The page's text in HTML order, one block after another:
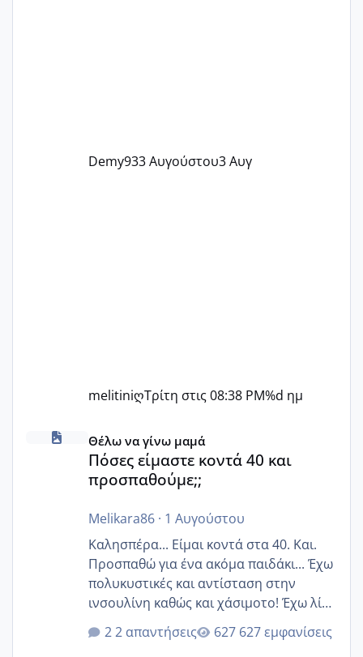
Demy933 Αυγούστου3 Αυγ
melitiniღΤρίτη στις 08:38 PM%d ημ
Πόσες είμαστε κοντά 40 και προσπαθούμε;;
Θέλω να γίνω μαμά
Πόσες είμαστε κοντά 40 και
προσπαθούμε;;
Melikara86· 1 Αυγούστου
Καλησπέρα... Είμαι κοντά στα 40. Και.
Προσπαθώ για ένα ακόμα παιδάκι... Έχω
πολυκυστικές και αντίσταση στην
ινσουλίνη καθώς και χάσιμοτο! Έχω λίγα
κιλά παραπάνω και όσο κ αν προσπαθώ
δεν χάνω εύκολα! Προσπαθώ για ακόμη
2 απαντήσεις 627 εμφανίσεις